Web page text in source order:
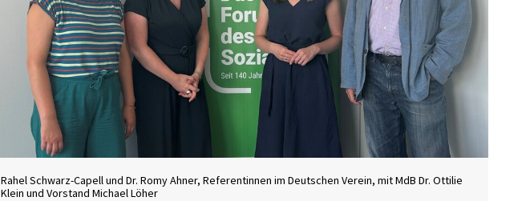
Rahel Schwarz-Capell und Dr. Romy Ahner, Referentinnen im Deutschen Verein, mit MdB Dr. Ottilie
Klein und Vorstand Michael Löher